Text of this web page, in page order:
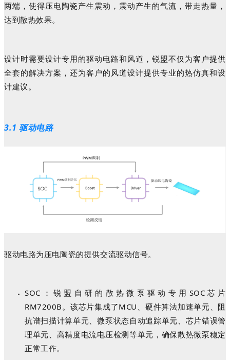
两端，使得压电陶瓷产生震动 ，震动产生的气流，带走热量，
达到散热效果。
设计时需要设计专用的驱动电路和风道，锐盟不仅为客户提供
全套的解决方案，还为客户的风道设计提供专业的热仿真和设
计建议。
3.1 驱动电路
驱动电路为压电陶瓷的提供交流驱动信号。
SOC： 锐盟自研的 散热微泵驱动专用 SOC芯片
RM7200B。该芯片集成了MCU、硬件算法加速单元、阻
抗谱扫描计算单元、微泵状态自动追踪单元、芯片错误管
理单元、高精度电流电压检测等单元，确保散热微泵稳定
正常工作。